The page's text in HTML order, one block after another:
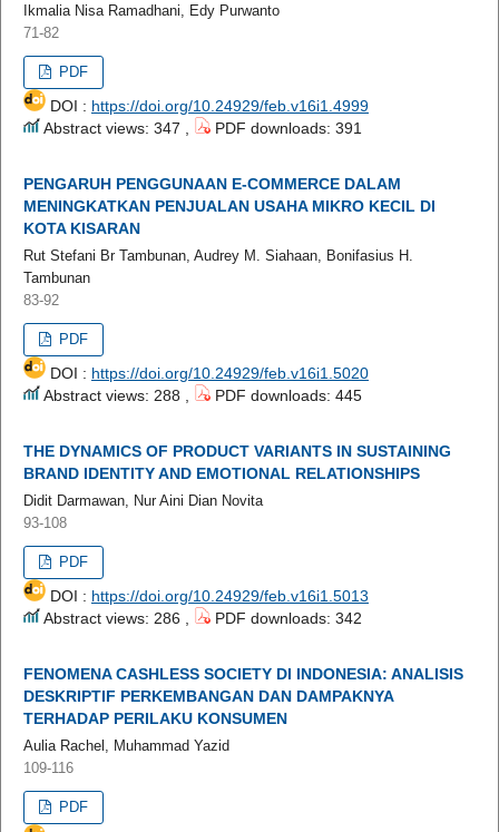
Ikmalia Nisa Ramadhani, Edy Purwanto
71-82
PDF
DOI : https://doi.org/10.24929/feb.v16i1.4999
Abstract views: 347 ,
PDF downloads: 391
PENGARUH PENGGUNAAN E-COMMERCE DALAM
MENINGKATKAN PENJUALAN USAHA MIKRO KECIL DI
KOTA KISARAN
Rut Stefani Br Tambunan, Audrey M. Siahaan, Bonifasius H.
Tambunan
83-92
PDF
DOI : https://doi.org/10.24929/feb.v16i1.5020
Abstract views: 288 ,
PDF downloads: 445
THE DYNAMICS OF PRODUCT VARIANTS IN SUSTAINING
BRAND IDENTITY AND EMOTIONAL RELATIONSHIPS
Didit Darmawan, Nur Aini Dian Novita
93-108
PDF
DOI : https://doi.org/10.24929/feb.v16i1.5013
Abstract views: 286 ,
PDF downloads: 342
FENOMENA CASHLESS SOCIETY DI INDONESIA: ANALISIS
DESKRIPTIF PERKEMBANGAN DAN DAMPAKNYA
TERHADAP PERILAKU KONSUMEN
Aulia Rachel, Muhammad Yazid
109-116
PDF